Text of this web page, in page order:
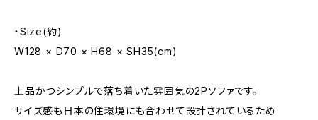
・Size(約)
W128 × D70 × H68 × SH35(cm)
上品かつシンプルで落ち着いた雰囲気の2Pソファです。
サイズ感も日本の住環境にも合わせて設計されているため